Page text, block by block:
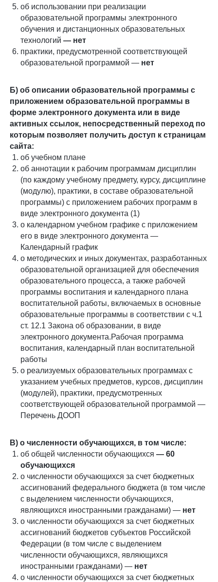
об использовании при реализации
образовательной программы электронного
обучения и дистанционных образовательных
технологий — нет
практики, предусмотренной соответствующей
образовательной программой — нет
Б) об описании образовательной программы с
приложением образовательной программы в
форме электронного документа или в виде
активных ссылок, непосредственный переход по
которым позволяет получить доступ к страницам
сайта:
об учебном плане
об аннотации к рабочим программам дисциплин
(по каждому учебному предмету, курсу, дисциплине
(модулю), практики, в составе образовательной
программы) с приложением рабочих программ в
виде электронного документа (1)
о календарном учебном графике с приложением
его в виде электронного документа —
Календарный график
о методических и иных документах, разработанных
образовательной организацией для обеспечения
образовательного процесса, а также рабочей
программы воспитания и календарного плана
воспитательной работы, включаемых в основные
образовательные программы в соответствии с ч.1
ст. 12.1 Закона об образовании, в виде
электронного документа.Рабочая программа
воспитания, календарный план воспитательной
работы
о реализуемых образовательных программах с
указанием учебных предметов, курсов, дисциплин
(модулей), практики, предусмотренных
соответствующей образовательной программой —
Перечень ДООП
В) о численности обучающихся, в том числе:
об общей численности обучающихся — 60
обучающихся
о численности обучающихся за счет бюджетных
ассигнований федерального бюджета (в том числе
с выделением численности обучающихся,
являющихся иностранными гражданами) — нет
о численности обучающихся за счет бюджетных
ассигнований бюджетов субъектов Российской
Федерации (в том числе с выделением
численности обучающихся, являющихся
иностранными гражданами) — нет
о численности обучающихся за счет бюджетных